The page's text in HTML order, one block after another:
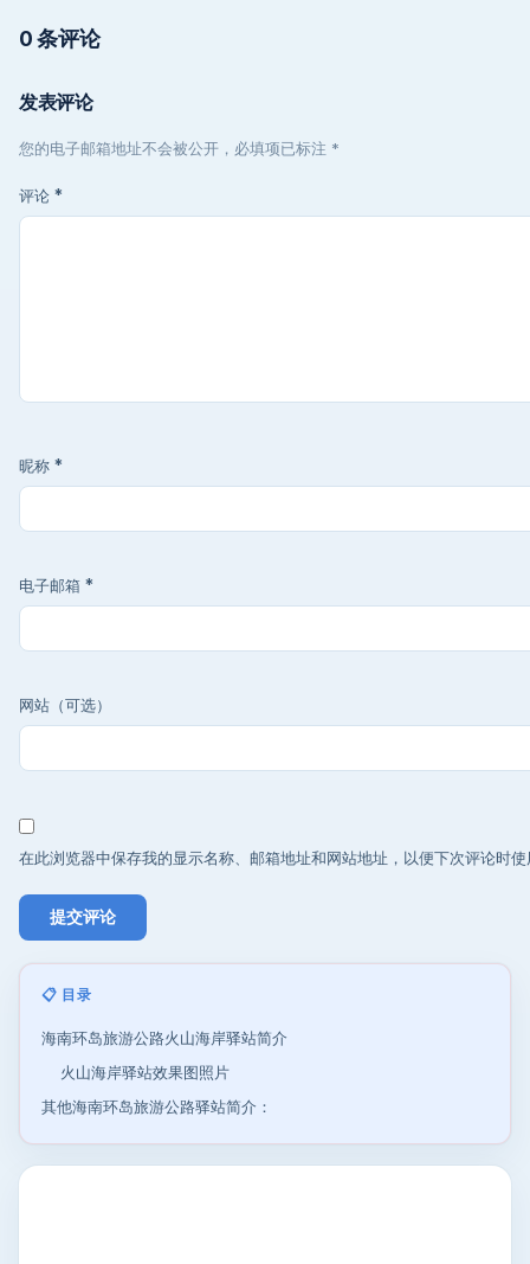
0 条评论
发表评论
您的电子邮箱地址不会被公开，必填项已标注 *
评论 *
昵称 *
电子邮箱 *
网站（可选）
在此浏览器中保存我的显示名称、邮箱地址和网站地址，以便下次评论时使
📋 目录
海南环岛旅游公路火山海岸驿站简介
火山海岸驿站效果图照片
其他海南环岛旅游公路驿站简介：